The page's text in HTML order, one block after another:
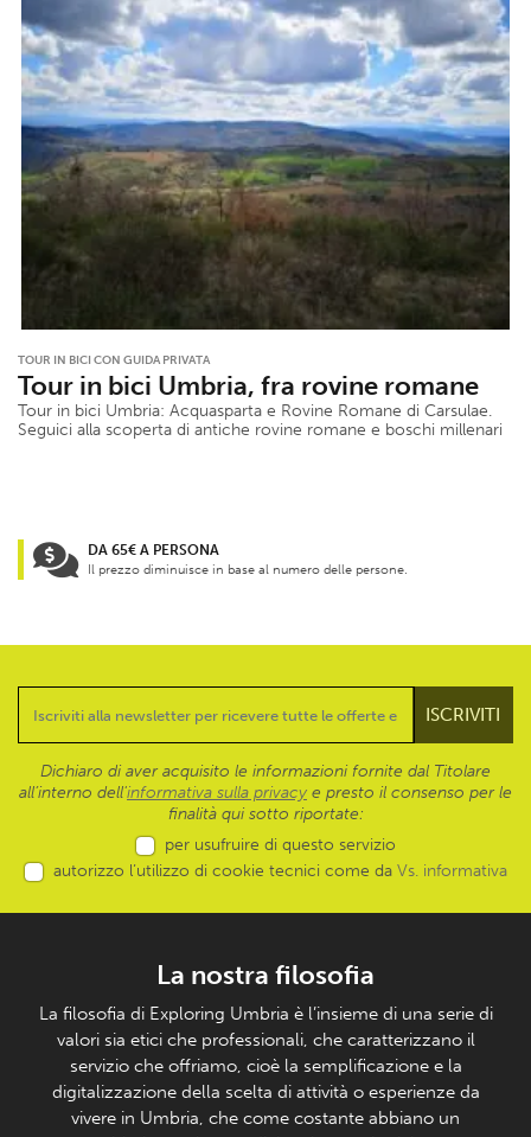
TOUR IN BICI CON GUIDA PRIVATA
Tour in bici Umbria, fra rovine romane
Tour in bici Umbria: Acquasparta e Rovine Romane di Carsulae.
Seguici alla scoperta di antiche rovine romane e boschi millenari
DA 65€ A PERSONA
Il prezzo diminuisce in base al numero delle persone.
Dichiaro di aver acquisito le informazioni fornite dal Titolare
all’interno dell'informativa sulla privacy e presto il consenso per le
finalità qui sotto riportate:
per usufruire di questo servizio
autorizzo l’utilizzo di cookie tecnici come da Vs. informativa
La nostra filosofia
La filosofia di Exploring Umbria è l’insieme di una serie di
valori sia etici che professionali, che caratterizzano il
servizio che offriamo, cioè la semplificazione e la
digitalizzazione della scelta di attività o esperienze da
vivere in Umbria, che come costante abbiano un